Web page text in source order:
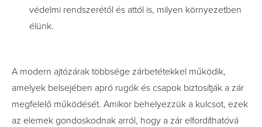
védelmi rendszerétől és attól is, milyen környezetben
élünk.
A modern ajtózárak többsége zárbetétekkel működik,
amelyek belsejében apró rugók és csapok biztosítják a zár
megfelelő működését. Amikor behelyezzük a kulcsot, ezek
az elemek gondoskodnak arról, hogy a zár elfordíthatóvá